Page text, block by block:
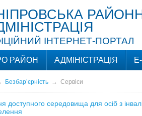
ІНТЕРНЕТ-ПОРТАЛ
РАЙОН АДМІНІСТРАЦІЯ
Безбар’єрність→ Сервіси
середовища для осіб з